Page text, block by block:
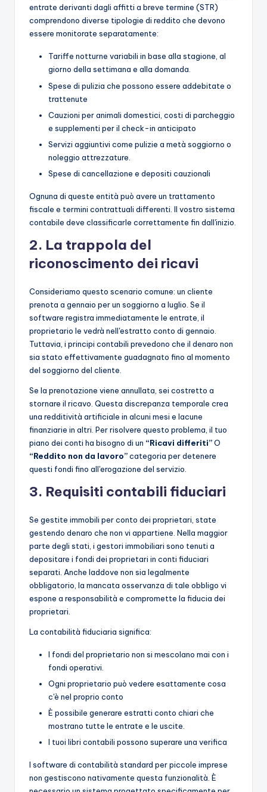
entrate derivanti dagli affitti a breve termine (STR)
comprendono diverse tipologie di reddito che devono
essere monitorate separatamente:
Tariffe notturne variabili in base alla stagione, al
giorno della settimana e alla domanda.
Spese di pulizia che possono essere addebitate o
trattenute
Cauzioni per animali domestici, costi di parcheggio
e supplementi per il check-in anticipato
Servizi aggiuntivi come pulizie a metà soggiorno o
noleggio attrezzature.
Spese di cancellazione e depositi cauzionali
Ognuna di queste entità può avere un trattamento
fiscale e termini contrattuali differenti. Il vostro sistema
contabile deve classificarle correttamente fin dall'inizio.
2. La trappola del
riconoscimento dei ricavi
Consideriamo questo scenario comune: un cliente
prenota a gennaio per un soggiorno a luglio. Se il
software registra immediatamente le entrate, il
proprietario le vedrà nell'estratto conto di gennaio.
Tuttavia, i principi contabili prevedono che il denaro non
sia stato effettivamente guadagnato fino al momento
del soggiorno del cliente.
Se la prenotazione viene annullata, sei costretto a
stornare il ricavo. Questa discrepanza temporale crea
una redditività artificiale in alcuni mesi e lacune
finanziarie in altri. Per risolvere questo problema, il tuo
piano dei conti ha bisogno di un “Ricavi differiti”O
“Reddito non da lavoro”categoria per detenere
questi fondi fino all'erogazione del servizio.
3. Requisiti contabili fiduciari
Se gestite immobili per conto dei proprietari, state
gestendo denaro che non vi appartiene. Nella maggior
parte degli stati, i gestori immobiliari sono tenuti a
depositare i fondi dei proprietari in conti fiduciari
separati. Anche laddove non sia legalmente
obbligatorio, la mancata osservanza di tale obbligo vi
espone a responsabilità e compromette la fiducia dei
proprietari.
La contabilità fiduciaria significa:
I fondi del proprietario non si mescolano mai con i
fondi operativi.
Ogni proprietario può vedere esattamente cosa
c'è nel proprio conto
È possibile generare estratti conto chiari che
mostrano tutte le entrate e le uscite.
I tuoi libri contabili possono superare una verifica
I software di contabilità standard per piccole imprese
non gestiscono nativamente questa funzionalità. È